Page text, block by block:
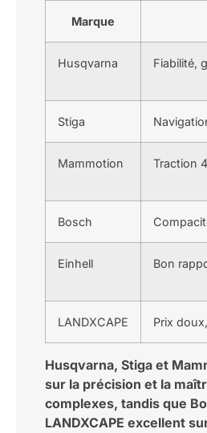
Marque
Husqvarna Fiabilité,
Stiga
Mammotion Traction
Bosch
Einhell Bon
LANDXCAPE Prix
Husqvarna, Stiga et
sur la précision et la
complexes, tandis que
LANDXCAPE excellent